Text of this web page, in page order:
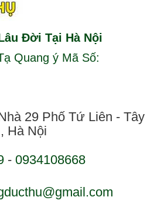
Đời Tại Hà Nội
Quang ý Mã Số:
29 Phố Tứ Liên - Tây
Hà Nội
- 0934108668